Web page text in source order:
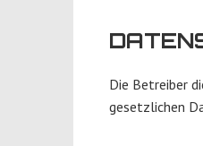
Die Betreiber
gesetzlichen